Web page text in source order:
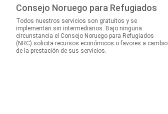
Consejo Noruego para Refugiados
Todos nuestros servicios son gratuitos y se
implementan sin intermediarios. Bajo ninguna
circunstancia el Consejo Noruego para Refugiados
(NRC) solicita recursos económicos o favores a cambio
de la prestación de sus servicios.